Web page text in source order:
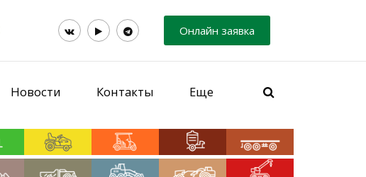
Онлайн заявка
Новости Контакты Еще